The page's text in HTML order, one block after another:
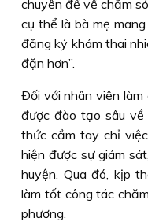
chuyên đề về chăm
cụ thể là bà mẹ
đăng ký khám thai
đặn hơn”.
Ðối với nhân viên làm
được đào tạo sâu
thức cầm tay chỉ
hiện được sự giám
huyện. Qua đó, kịp
làm tốt công tác
phương.